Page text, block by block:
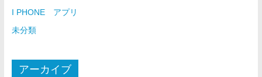
I PHONE アプリ
未分類
アーカイブ